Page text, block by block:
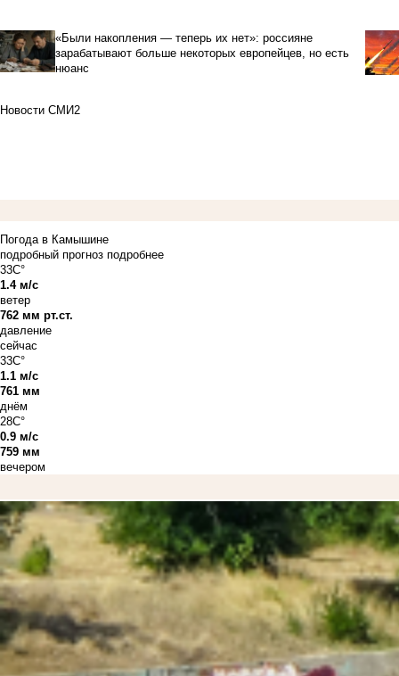
«Были накопления — теперь их нет»: россияне
зарабатывают больше некоторых европейцев, но есть
нюанс
Новости СМИ2
Погода в Камышине
подробный прогноз подробнее
33C°
1.4 м/с
ветер
762 мм рт.ст.
давление
сейчас
33C°
1.1 м/с
761 мм
днём
28C°
0.9 м/с
759 мм
вечером